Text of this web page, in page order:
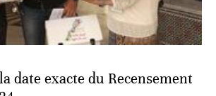
date exacte du Recensement